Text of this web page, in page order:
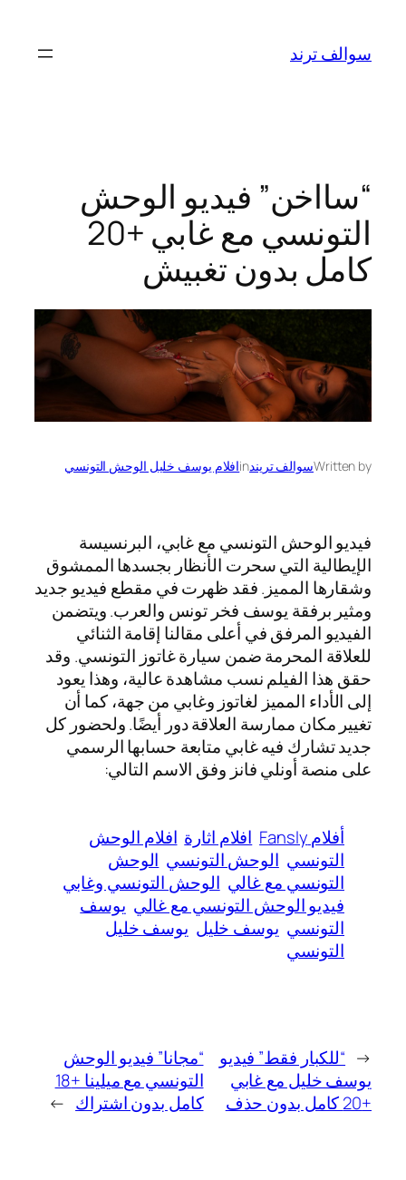
المحتوى
سوالف ترند
“سااخن” فيديو الوحش
التونسي مع غابي +20
كامل بدون تغبيش
Written byسوالف تريندinافلام يوسف خليل الوحش التونسي
فيديو الوحش التونسي مع غابي، البرنسيسة
الإيطالية التي سحرت الأنظار بجسدها الممشوق
وشقارها المميز. فقد ظهرت في مقطع فيديو جديد
ومثير برفقة يوسف فخر تونس والعرب. ويتضمن
الفيديو المرفق في أعلى مقالنا إقامة الثنائي
للعلاقة المحرمة ضمن سيارة غاتوز التونسي. وقد
حقق هذا الفيلم نسب مشاهدة عالية، وهذا يعود
إلى الأداء المميز لغاتوز وغابي من جهة، كما أن
تغيير مكان ممارسة العلاقة دور أيضًا. ولحضور كل
جديد تشارك فيه غابي متابعة حسابها الرسمي
على منصة أونلي فانز وفق الاسم التالي:
أفلام Fansly افلام اثارة افلام الوحش
التونسي الوحش التونسي الوحش
التونسي مع غالي الوحش التونسي وغابي
فيديو الوحش التونسي مع غالي يوسف
التونسي يوسف خليل يوسف خليل
التونسي
← “للكبار فقط” فيديو
يوسف خليل مع غابي
+20 كامل بدون حذف
“مجانا” فيديو الوحش
التونسي مع ميلينا +18
كامل بدون اشتراك →